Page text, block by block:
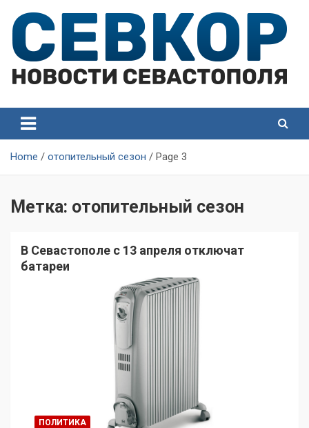
content
Севастополя
Севастополя
Home отопительный сезон Page 3
Метка: отопительный сезон
В Севастополе с 13 апреля отключат
батареи
ПОЛИТИКА